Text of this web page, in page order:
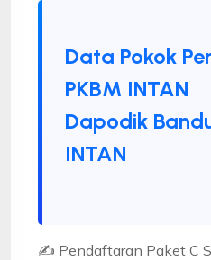
Data Pokok
PKBM INTAN
Dapodik
INTAN
✍ Pendaftaran Paket C